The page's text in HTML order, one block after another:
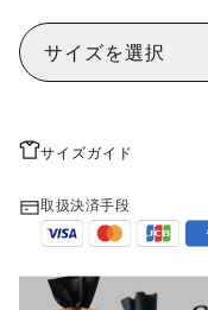
サイズを選択
サイズガイド
取扱決済手段